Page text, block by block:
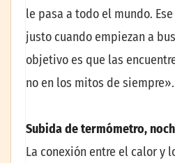
le pasa a todo el mundo.
justo cuando empiezan a
objetivo es que las
no en los mitos de siempre».
Subida de termómetro,
La conexión entre el calor y